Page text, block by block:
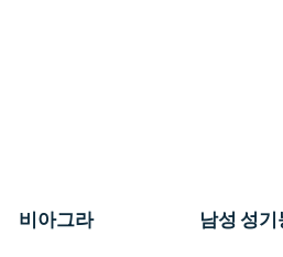
비아그라 남성 성기